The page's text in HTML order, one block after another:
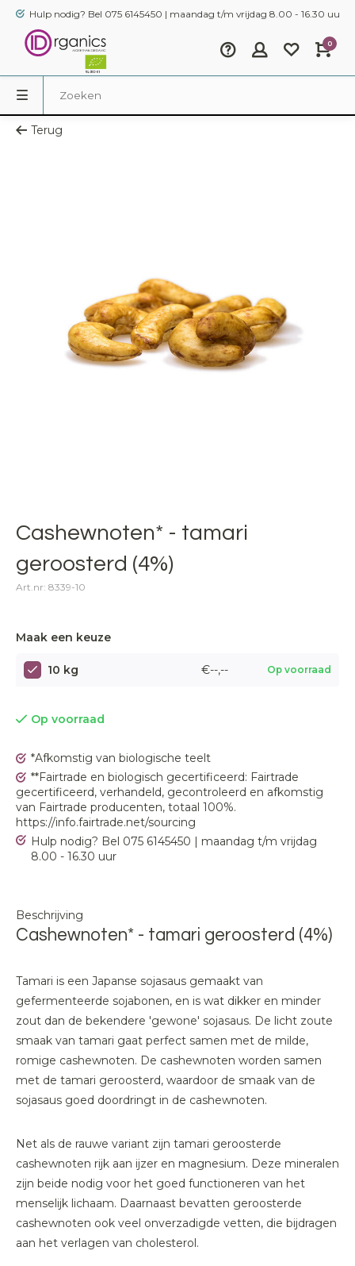
Hulp nodig? Bel 075 6145450 | maandag t/m vrijdag 8.00 - 16.30 uur
0
Terug
Cashewnoten* - tamari
geroosterd (4%)
Art.nr: 8339-10
Maak een keuze
10 kg €--,-- Op voorraad
Op voorraad
*Afkomstig van biologische teelt
**Fairtrade en biologisch gecertificeerd: Fairtrade
gecertificeerd, verhandeld, gecontroleerd en afkomstig
van Fairtrade producenten, totaal 100%.
https://info.fairtrade.net/sourcing
Hulp nodig? Bel 075 6145450 | maandag t/m vrijdag
8.00 - 16.30 uur
Beschrijving
Cashewnoten* - tamari geroosterd (4%)
Tamari is een Japanse sojasaus gemaakt van
gefermenteerde sojabonen, en is wat dikker en minder
zout dan de bekendere 'gewone' sojasaus. De licht zoute
smaak van tamari gaat perfect samen met de milde,
romige cashewnoten. De cashewnoten worden samen
met de tamari geroosterd, waardoor de smaak van de
sojasaus goed doordringt in de cashewnoten.
Net als de rauwe variant zijn tamari geroosterde
cashewnoten rijk aan ijzer en magnesium. Deze mineralen
zijn beide nodig voor het goed functioneren van het
menselijk lichaam. Daarnaast bevatten geroosterde
cashewnoten ook veel onverzadigde vetten, die bijdragen
aan het verlagen van cholesterol.